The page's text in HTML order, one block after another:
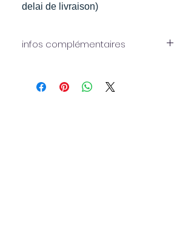
delai de livraison)
infos complémentaires
Nombre de pièces: 120